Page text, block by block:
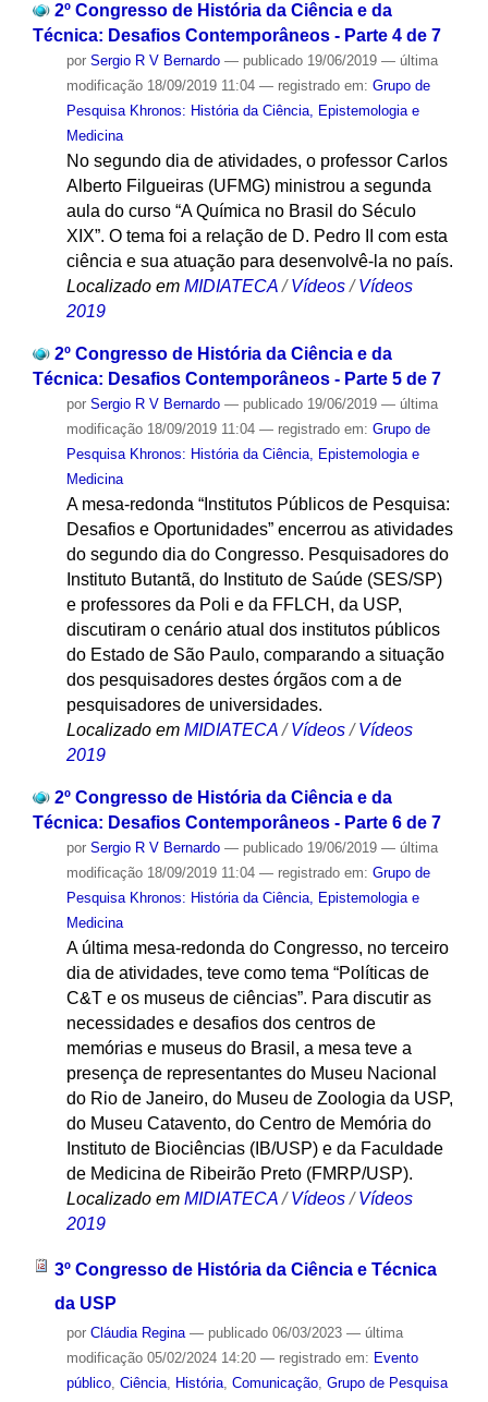
2º Congresso de História da Ciência e da
Técnica: Desafios Contemporâneos - Parte 4 de 7
por Sergio R V Bernardo — publicado19/06/2019 — última
modificação18/09/2019 11:04 — registrado em: Grupo de
Pesquisa Khronos: História da Ciência, Epistemologia e
Medicina
No segundo dia de atividades, o professor Carlos
Alberto Filgueiras (UFMG) ministrou a segunda
aula do curso “A Química no Brasil do Século
XIX”. O tema foi a relação de D. Pedro II com esta
ciência e sua atuação para desenvolvê-la no país.
Localizado em MIDIATECA /Vídeos /Vídeos
2019
2º Congresso de História da Ciência e da
Técnica: Desafios Contemporâneos - Parte 5 de 7
por Sergio R V Bernardo — publicado19/06/2019 — última
modificação18/09/2019 11:04 — registrado em: Grupo de
Pesquisa Khronos: História da Ciência, Epistemologia e
Medicina
A mesa-redonda “Institutos Públicos de Pesquisa:
Desafios e Oportunidades” encerrou as atividades
do segundo dia do Congresso. Pesquisadores do
Instituto Butantã, do Instituto de Saúde (SES/SP)
e professores da Poli e da FFLCH, da USP,
discutiram o cenário atual dos institutos públicos
do Estado de São Paulo, comparando a situação
dos pesquisadores destes órgãos com a de
pesquisadores de universidades.
Localizado em MIDIATECA /Vídeos /Vídeos
2019
2º Congresso de História da Ciência e da
Técnica: Desafios Contemporâneos - Parte 6 de 7
por Sergio R V Bernardo — publicado19/06/2019 — última
modificação18/09/2019 11:04 — registrado em: Grupo de
Pesquisa Khronos: História da Ciência, Epistemologia e
Medicina
A última mesa-redonda do Congresso, no terceiro
dia de atividades, teve como tema “Políticas de
C&T e os museus de ciências”. Para discutir as
necessidades e desafios dos centros de
memórias e museus do Brasil, a mesa teve a
presença de representantes do Museu Nacional
do Rio de Janeiro, do Museu de Zoologia da USP,
do Museu Catavento, do Centro de Memória do
Instituto de Biociências (IB/USP) e da Faculdade
de Medicina de Ribeirão Preto (FMRP/USP).
Localizado em MIDIATECA /Vídeos /Vídeos
2019
3º Congresso de História da Ciência e Técnica
da USP
por Cláudia Regina — publicado06/03/2023 — última
modificação05/02/2024 14:20 — registrado em: Evento
público, Ciência, História, Comunicação, Grupo de Pesquisa